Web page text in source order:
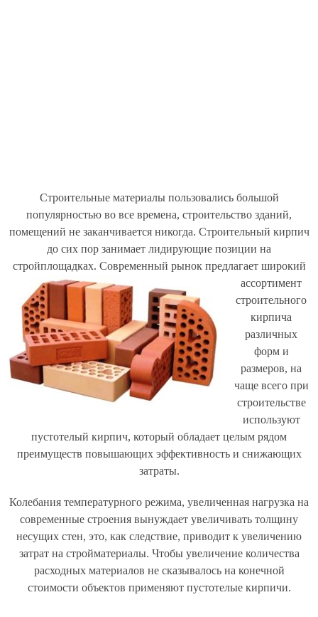
Строительные материалы пользовались большой
популярностью во все времена, строительство зданий,
помещений не заканчивается никогда. Строительный кирпич
до сих пор занимает лидирующие позиции на
стройплощадках. Современный рынок предлагает широкий
ассортимент
строительного
кирпича
различных
форм и
размеров, на
чаще всего при
строительстве
используют
пустотелый кирпич, который обладает целым рядом
преимуществ повышающих эффективность и снижающих
затраты.
Колебания температурного режима, увеличенная нагрузка на
современные строения вынуждает увеличивать толщину
несущих стен, это, как следствие, приводит к увеличению
затрат на стройматериалы. Чтобы увеличение количества
расходных материалов не сказывалось на конечной
стоимости объектов применяют пустотелые кирпичи.